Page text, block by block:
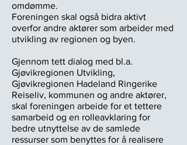
omdømme.
Foreningen skal også bidra aktivt
overfor andre aktører som arbeider med
utvikling av regionen og byen.
Gjennom tett dialog med bl.a.
Gjøvikregionen Utvikling,
Gjøvikregionen Hadeland Ringerike
Reiseliv, kommunen og andre aktører,
skal foreningen arbeide for et tettere
samarbeid og en rolleavklaring for
bedre utnyttelse av de samlede
ressurser som benyttes for å realisere